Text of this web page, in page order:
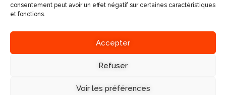
consentement peut avoir un effet négatif sur certaines caractéristiques
et fonctions.
Accepter
Refuser
Voir les préférences
selon le niveau des
A PROPOS
SERVICES
BALADES AUTOUR DU
VILLAGE
REFUGE OU HÔTEL